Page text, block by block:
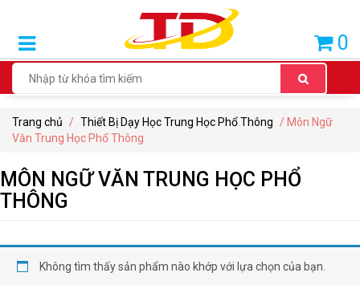
0
PHẨM
BÁN
CHẠY
THIẾT
DẠY
HỌC
TIỂU
THIẾT
Trang chủ / Thiết Bị Dạy Học Trung Học Phổ Thông
/ Môn Ngữ
Văn Trung Học Phổ Thông
MÔN NGỮ VĂN TRUNG HỌC PHỔ
THÔNG
Không tìm thấy sản phẩm nào khớp với lựa chọn của bạn.